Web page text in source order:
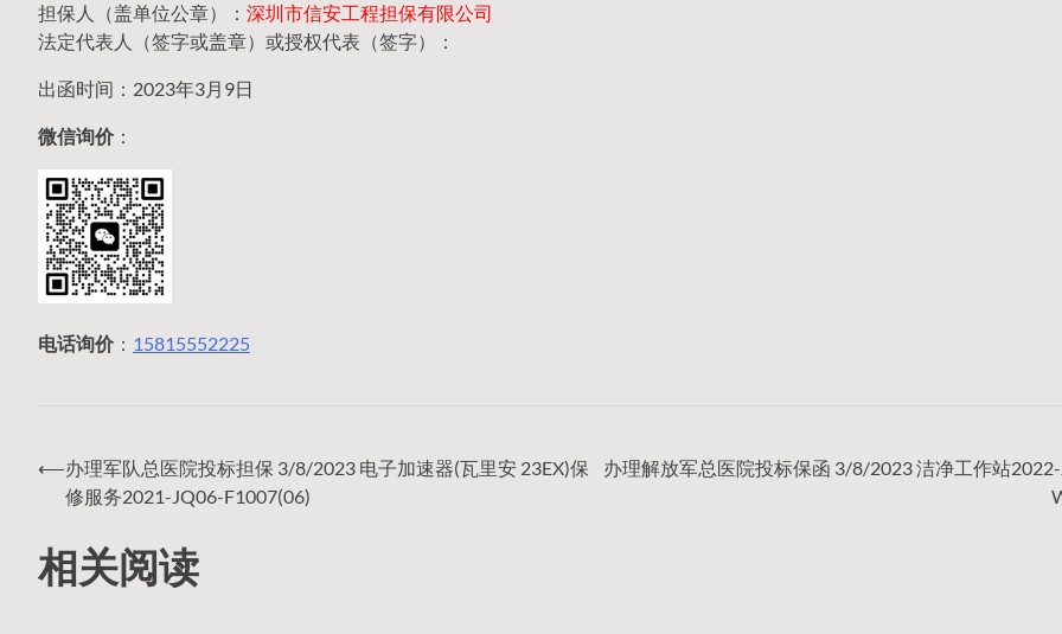
担保人（盖单位公章）： 深圳市信安工程担保有限公司
法定代表人（签字或盖章）或授权代表（签字）：
出函时间：2023年3月9日
微信询价：
电话询价： 15815552225
文
章
⟵办理军队总医院投标担保 3/8/2023 电子加速器(瓦里安 23EX)保
修服务2021-JQ06-F1007(06)
办理解放军总医院投标保函 3/8/2023 洁净工作站
相关阅读